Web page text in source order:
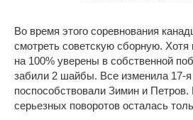
Во время этого соревнования
смотреть советскую сборную.
на 100% уверены в собственной
забили 2 шайбы. Все изменила 17-
поспособствовали Зимин и Петров.
серьезных поворотов осталась